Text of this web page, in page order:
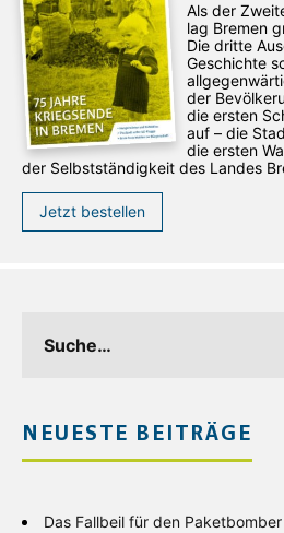
Als der
lag Bremen
Die dritte
Geschichte
der
die ersten
auf – die
die ersten
der Selbstständigkeit des Landes
Jetzt bestellen
NEUESTE BEITRÄGE
Das Fallbeil für den Paketbomber